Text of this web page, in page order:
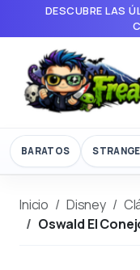
DESCUBRE LAS
BARATOS
Inicio Disney
Oswald El